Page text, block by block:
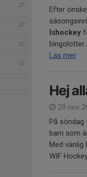
Efter
Ishockey
Läs mer
Hej
29 nov
På söndag
barn som
Med vänlig
WIF